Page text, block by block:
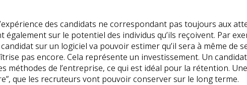
des candidats ne correspondant pas toujours aux
sur le potentiel des individus qu’ils reçoivent. Par
sur un logiciel va pouvoir estimer qu’il sera à même de
pas encore. Cela représente un investissement. Un
méthodes de l’entreprise, ce qui est idéal pour la rétention.
que les recruteurs vont pouvoir conserver sur le long terme.